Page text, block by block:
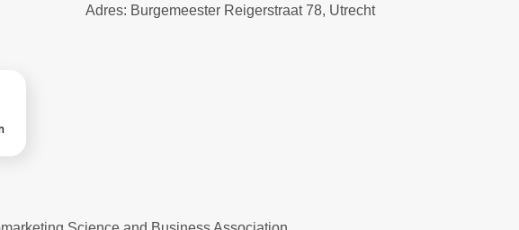
Adres: Burgemeester Reigerstraat 78, Utrecht